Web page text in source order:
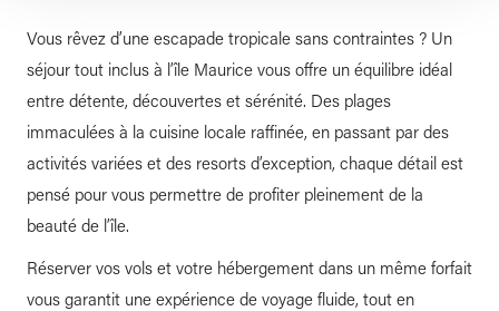
Vous rêvez d’une escapade tropicale sans contraintes ? Un
séjour tout inclus à l’île Maurice vous offre un équilibre idéal
entre détente, découvertes et sérénité. Des plages
immaculées à la cuisine locale raffinée, en passant par des
activités variées et des resorts d’exception, chaque détail est
pensé pour vous permettre de profiter pleinement de la
beauté de l’île.
Réserver vos vols et votre hébergement dans un même forfait
vous garantit une expérience de voyage fluide, tout en